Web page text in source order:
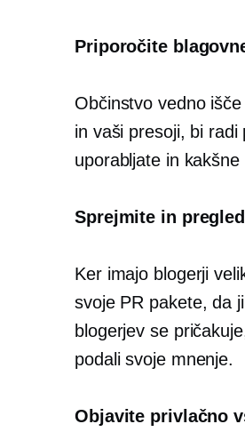
Priporočite
Občinstvo vedno
in vaši presoji, bi
uporabljate in
Sprejmite in
Ker imajo blogerji
svoje PR pakete, da
blogerjev se
podali svoje mnenje.
Objavite privlačno